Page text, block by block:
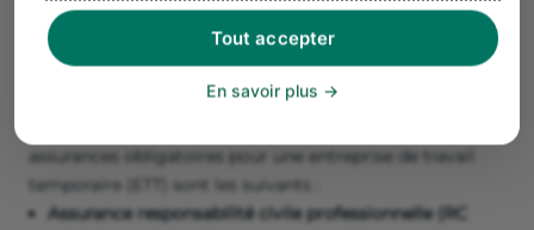
Tout accepter
En savoir plus
Les agences d'intérim, en tant qu'employeurs, sont
soumises à des obligations légales spécifiques
concernant les assurances. Ces mesures assurent une
protection tant pour l'agence elle-même que pour les
assurances obligatoires pour une entreprise de travail
temporaire (ETT) sont les suivants :
Assurance responsabilité civile professionnelle (RC